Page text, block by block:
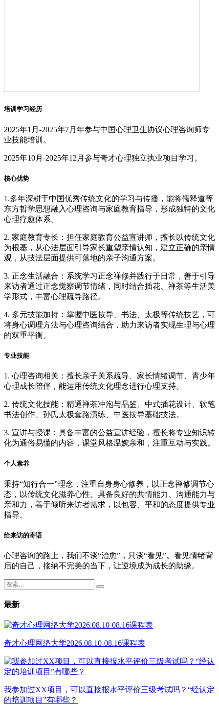
培训学习经历
2025年1月-2025年7月年参与中国心理卫生协议心理咨询师专
业技能培训。
2025年10月-2025年12月参与奇才心理独⽴执业项⽬学习。
核心优势
1.多年深耕于中国优秀传统文化的学习与传播，能将儒释道等
东方哲学思想融入心理咨询与家庭教育指导，形成独特的文化
心理疗愈体系。
2. 家庭教育专长：担任家庭教育公益宣讲师，擅长以传统文化
为根基，从心法层面引导家长重塑亲情认知，建立正确的亲情
观，从技法层面提供可落地的亲子沟通方案。
3. 正念生活融合：系统学习正念禅修并践行于日常，善于引导
来访者通过正念觉察调节情绪，同时结合插花、禅茶等生活美
学形式，丰富心理疏导路径。
4. 多元技能加持：掌握中医按导、书法、太极等传统技艺，可
将身心调理方法与心理咨询结合，助力来访者实现生理与心理
的双重平衡。
专业技能
1. 心理咨询相关：擅长亲子关系疏导、家长情绪调节、青少年
心理成长陪伴，能运用传统文化理念进行心理支持。
2. 传统文化技能：精通禅茶冲泡与品鉴、中式插花设计、软笔
书法创作、孙氏太极套路演练、中医按导基础技法。
3. 宣讲与授课：具备丰富的公益宣讲经验，擅长将专业知识转
化为通俗易懂的内容，课堂风格温婉亲和，注重互动与实践。
个人素养
秉持“知行合一”理念，注重自身身心修养，以正念禅修调节心
态，以传统文化滋养心性。具备良好的共情能力、沟通能力与
亲和力，善于倾听来访者需求，以包容、平和的态度提供专业
指导。
给来访的寄语
心理咨询的路上，我们不谈“治愈”，只谈“看见”。看见情绪背
后的自己，接纳不完美的当下，让逆境成为成长的助缘。
最新
奇才心理网络大学2026.08.10-08.16课程表
我参加过XX项目，可以直接报水平评价三级考试吗？“经认定
的培训项目”有哪些？